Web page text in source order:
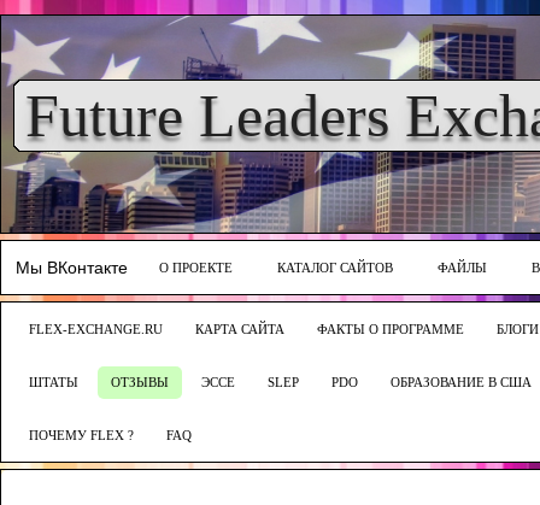
Future Leaders
Мы ВКонтакте О ПРОЕКТЕ КАТАЛОГ САЙТОВ ФАЙЛЫ
FLEX-EXCHANGE.RU КАРТА САЙТА ФАКТЫ О ПРОГРАММЕ
ШТАТЫ ОТЗЫВЫ ЭССЕ SLEP PDO ОБРАЗОВАНИЕ В США
ПОЧЕМУ FLEX ? FAQ